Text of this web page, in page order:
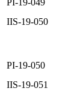
PI-19-049
IIS-19-050
PI-19-050
IIS-19-051